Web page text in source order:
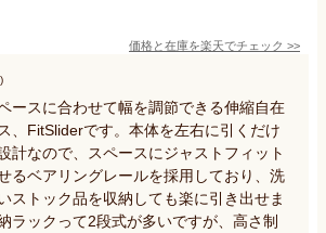
価格と在庫を楽天でチェック >>
ースに合わせて幅を調節できる伸縮自在
、FitSliderです。本体を左右に引くだけ
計なので、スペースにジャストフィット
るベアリングレールを採用しており、洗
ストック品を収納しても楽に引き出せま
ラックって2段式が多いですが、高さ制